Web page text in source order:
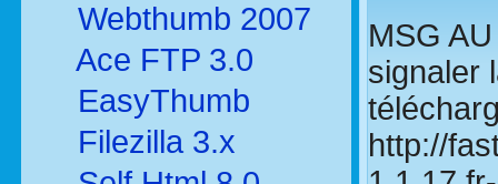
Webthumb 2007
Ace FTP 3.0
EasyThumb
Filezilla 3.x
MSG
signaler
http://